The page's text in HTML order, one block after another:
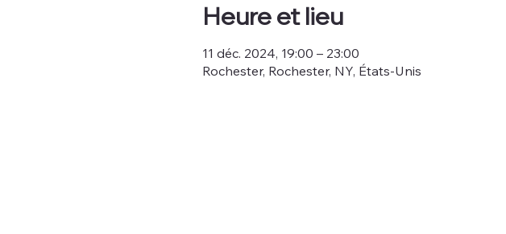
Heure et lieu
11 déc. 2024, 19:00 – 23:00
Rochester, Rochester, NY, États-Unis